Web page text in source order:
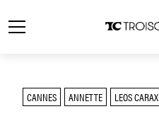
CANNES ANNETTE LEOS CARAX